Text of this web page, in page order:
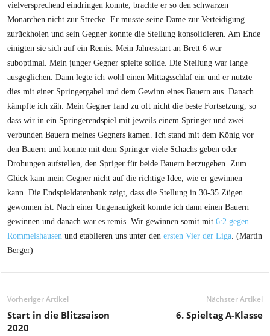
vielversprechend eindringen konnte, brachte er so den schwarzen
Monarchen nicht zur Strecke. Er musste seine Dame zur Verteidigung
zurückholen und sein Gegner konnte die Stellung konsolidieren. Am Ende
einigten sie sich auf ein Remis. Mein Jahresstart an Brett 6 war
suboptimal. Mein junger Gegner spielte solide. Die Stellung war lange
ausgeglichen. Dann legte ich wohl einen Mittagsschlaf ein und er nutzte
dies mit einer Springergabel und dem Gewinn eines Bauern aus. Danach
kämpfte ich zäh. Mein Gegner fand zu oft nicht die beste Fortsetzung, so
dass wir in ein Springerendspiel mit jeweils einem Springer und zwei
verbunden Bauern meines Gegners kamen. Ich stand mit dem König vor
den Bauern und konnte mit dem Springer viele Schachs geben oder
Drohungen aufstellen, den Spriger für beide Bauern herzugeben. Zum
Glück kam mein Gegner nicht auf die richtige Idee, wie er gewinnen
kann. Die Endspieldatenbank zeigt, dass die Stellung in 30-35 Zügen
gewonnen ist. Nach einer Ungenauigkeit konnte ich dann einen Bauern
gewinnen und danach war es remis. Wir gewinnen somit mit6:2 gegen
Rommelshausen und etablieren uns unter denersten Vier der Liga. (Martin
Berger)
Vorheriger Artikel
Start in die Blitzsaison
2020
Nächster Artikel
6. Spieltag A-Klasse